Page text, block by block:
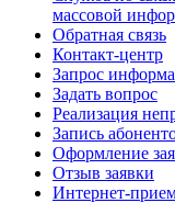
массовой
Обратная связь
Контакт-центр
Запрос
Задать вопрос
Реализация
Запись
Оформление
Отзыв заявки
Интернет-